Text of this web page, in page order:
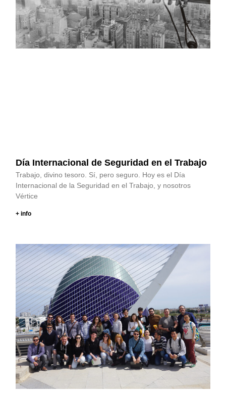
Día Internacional de Seguridad en el Trabajo
Trabajo, divino tesoro. Sí, pero seguro. Hoy es el Día
Internacional de la Seguridad en el Trabajo, y nosotros
Vértice
+ info